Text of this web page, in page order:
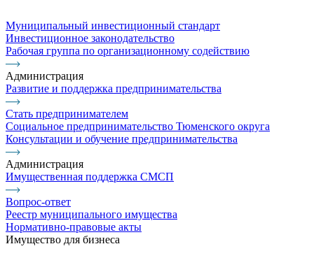
Муниципальный инвестиционный стандарт
Инвестиционное законодательство
Рабочая группа по организационному содействию
Администрация
Развитие и поддержка предпринимательства
Стать предпринимателем
Социальное предпринимательство Тюменского округа
Консультации и обучение предпринимательства
Администрация
Имущественная поддержка СМСП
Вопрос-ответ
Реестр муниципального имущества
Нормативно-правовые акты
Имущество для бизнеса